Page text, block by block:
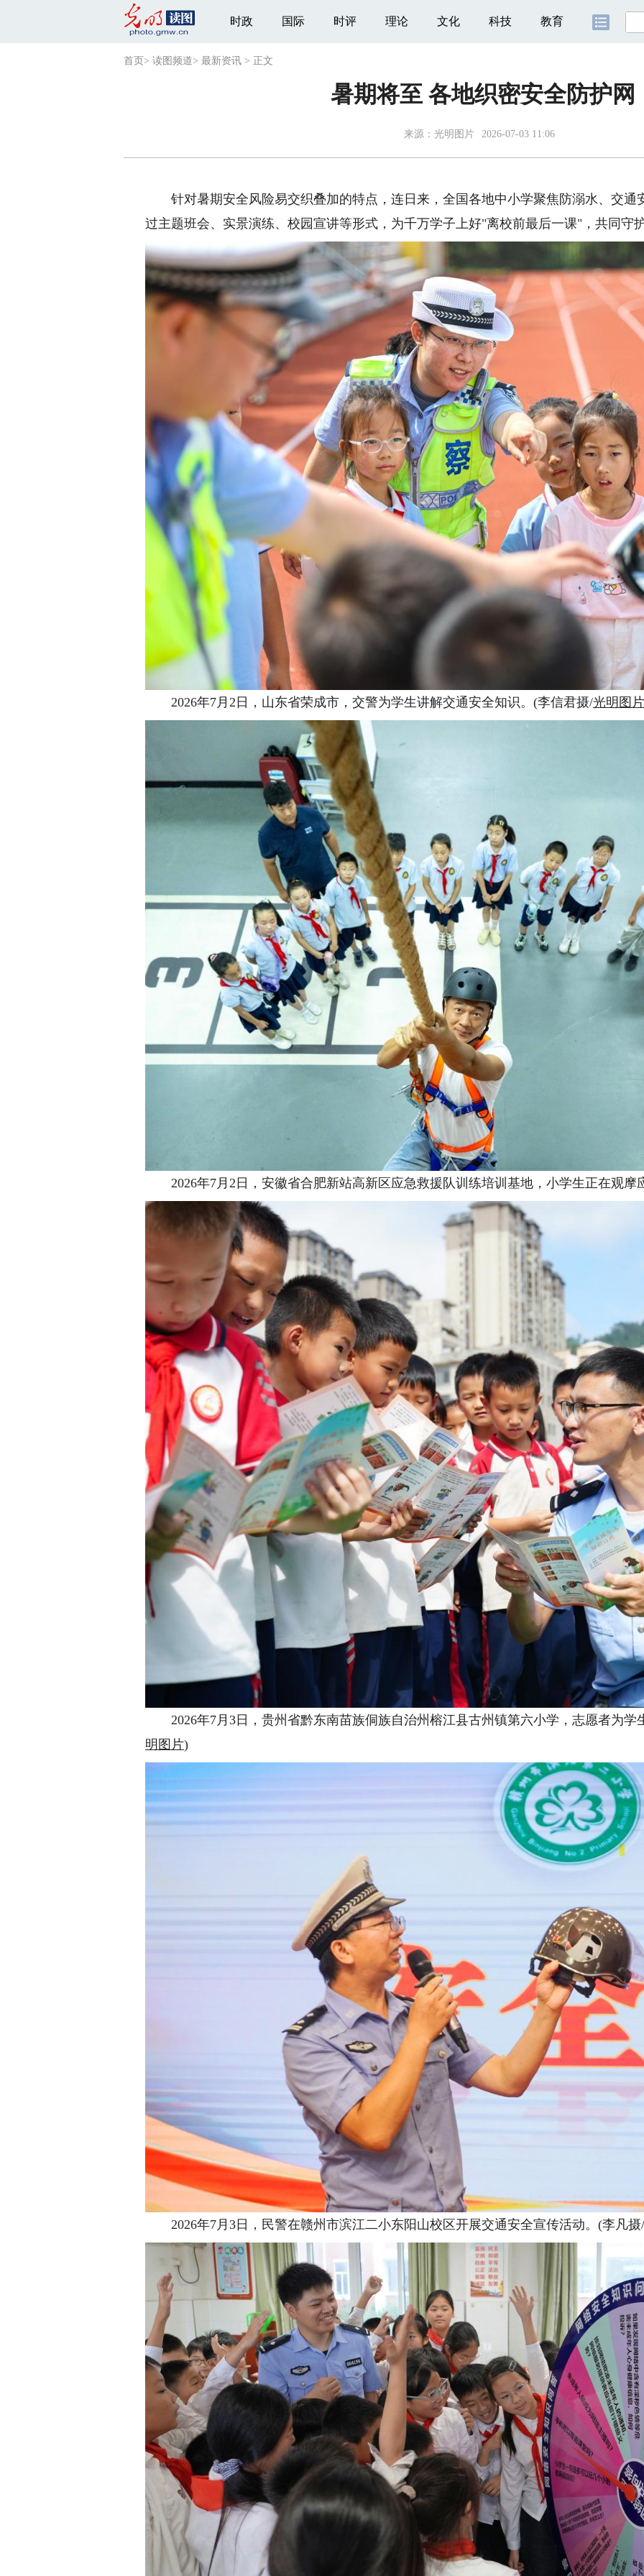
时政 国际 时评 理论 文化 科技 教育
首页 > 读图频道> 最新资讯 > 正文
暑期将至 各地织密安全防护网
来源： 光明图片 2026-07-03 11:06
针对暑期安全风险易交织叠加的特点，连日来，全国各地中小学聚焦防溺水、交通
过主题班会、实景演练、校园宣讲等形式，为千万学子上好"离校前最后一课"，共同守
2026年7月2日，山东省荣成市，交警为学生讲解交通安全知识。(李信君摄/光明图片
2026年7月2日，安徽省合肥新站高新区应急救援队训练培训基地，小学生正在观摩
2026年7月3日，贵州省黔东南苗族侗族自治州榕江县古州镇第六小学，志愿者为学
明图片)
2026年7月3日，民警在赣州市滨江二小东阳山校区开展交通安全宣传活动。(李凡摄/